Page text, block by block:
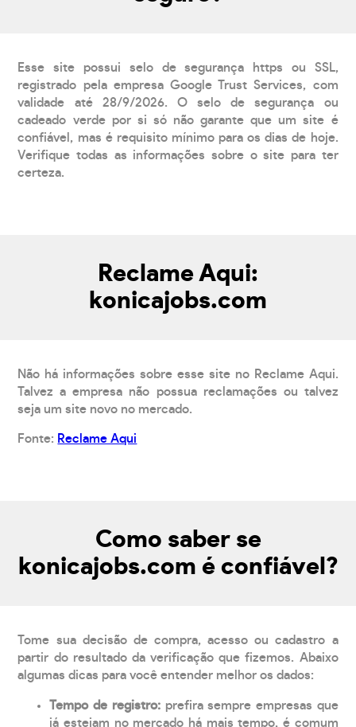
Esse site possui selo de segurança https ou SSL,
registrado pela empresa Google Trust Services, com
validade até 28/9/2026. O selo de segurança ou
cadeado verde por si só não garante que um site é
confiável, mas é requisito mínimo para os dias de hoje.
Verifique todas as informações sobre o site para ter
certeza.
Reclame Aqui:
konicajobs.com
Não há informações sobre esse site no Reclame Aqui.
Talvez a empresa não possua reclamações ou talvez
seja um site novo no mercado.
Fonte: Reclame Aqui
Como saber se
konicajobs.com é confiável?
Tome sua decisão de compra, acesso ou cadastro a
partir do resultado da verificação que fizemos. Abaixo
algumas dicas para você entender melhor os dados:
Tempo de registro: prefira sempre empresas que
já estejam no mercado há mais tempo, é comum